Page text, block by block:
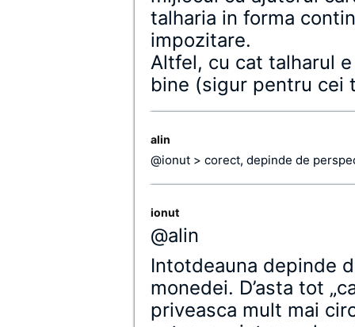
talharia in forma
impozitare.
Altfel, cu cat talharul
bine (sigur pentru cei
alin
@ionut > corect, depinde de
ionut
@alin
Intotdeauna depinde
monedei. D’asta tot
priveasca mult mai